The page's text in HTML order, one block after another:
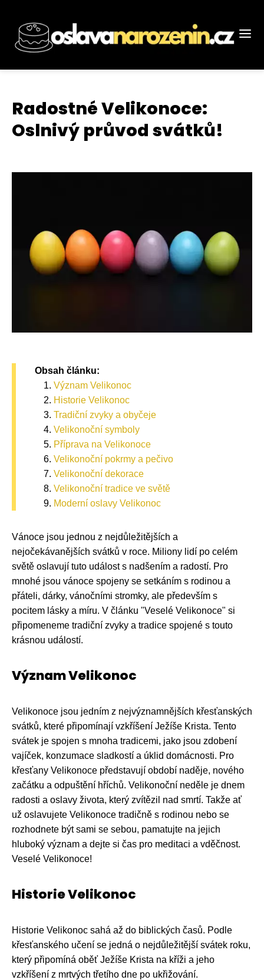
Radostné Velikonoce:
Oslnivý průvod svátků!
Obsah článku:
Význam Velikonoc
Historie Velikonoc
Tradiční zvyky a obyčeje
Velikonoční symboly
Příprava na Velikonoce
Velikonoční pokrmy a pečivo
Velikonoční dekorace
Velikonoční tradice ve světě
Moderní oslavy Velikonoc
Vánoce jsou jednou z nejdůležitějších a
nejočekávanějších svátků v roce. Miliony lidí po celém
světě oslavují tuto událost s nadšením a radostí. Pro
mnohé jsou vánoce spojeny se setkáním s rodinou a
přáteli, dárky, vánočními stromky, ale především s
pocitem lásky a míru. V článku "Veselé Velikonoce" si
připomeneme tradiční zvyky a tradice spojené s touto
krásnou událostí.
Význam Velikonoc
Velikonoce jsou jedním z nejvýznamnějších křesťanských
svátků, které připomínají vzkříšení Ježíše Krista. Tento
svátek je spojen s mnoha tradicemi, jako jsou zdobení
vajíček, konzumace sladkostí a úklid domácnosti. Pro
křesťany Velikonoce představují období naděje, nového
začátku a odpuštění hříchů. Velikonoční neděle je dnem
radosti a oslavy života, který zvítězil nad smrtí. Takže ať
už oslavujete Velikonoce tradičně s rodinou nebo se
rozhodnete být sami se sebou, pamatujte na jejich
hluboký význam a dejte si čas pro meditaci a vděčnost.
Veselé Velikonoce!
Historie Velikonoc
Historie Velikonoc sahá až do biblických časů. Podle
křesťanského učení se jedná o nejdůležitější svátek roku,
který připomíná oběť Ježíše Krista na kříži a jeho
vzkříšení z mrtvých třetího dne po ukřižování.